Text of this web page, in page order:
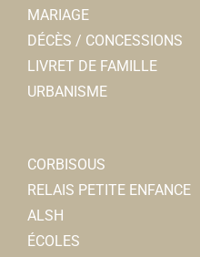
MARIAGE
DÉCÈS / CONCESSIONS
LIVRET DE FAMILLE
URBANISME
CORBISOUS
RELAIS PETITE ENFANCE
ALSH
ÉCOLES